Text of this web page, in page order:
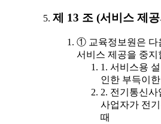
제 13 조 (서비스 제
① 교육정보원은 다
서비스 제공을 중지
1. 서비스용
인한 부득이
2. 전기통신
사업자가 전
때